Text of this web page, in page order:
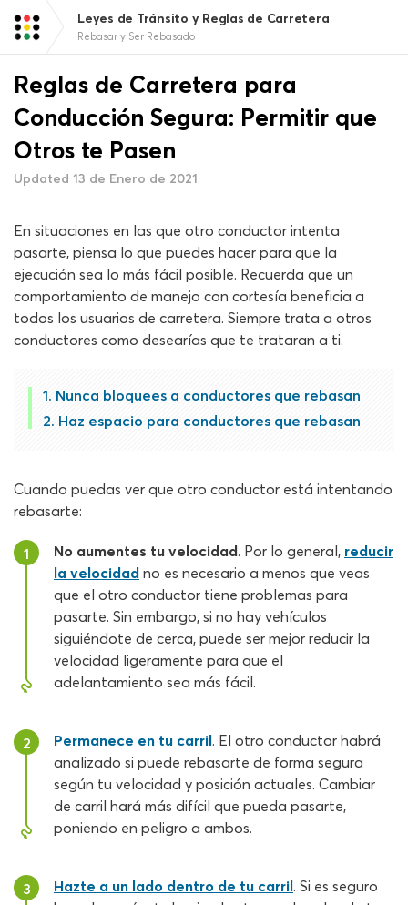
Leyes de Tránsito y Reglas de Carretera
Rebasar y Ser Rebasado
Reglas de Carretera para
Conducción Segura: Permitir que
Otros te Pasen
Updated 13 de Enero de 2021
En situaciones en las que otro conductor intenta
pasarte, piensa lo que puedes hacer para que la
ejecución sea lo más fácil posible. Recuerda que un
comportamiento de manejo con cortesía beneficia a
todos los usuarios de carretera. Siempre trata a otros
conductores como desearías que te trataran a ti.
Nunca bloquees a conductores que rebasan
Haz espacio para conductores que rebasan
Cuando puedas ver que otro conductor está intentando
rebasarte:
1 No aumentes tu velocidad. Por lo general, reducir
la velocidad no es necesario a menos que veas
que el otro conductor tiene problemas para
pasarte. Sin embargo, si no hay vehículos
siguiéndote de cerca, puede ser mejor reducir la
velocidad ligeramente para que el
adelantamiento sea más fácil.
2 Permanece en tu carril. El otro conductor habrá
analizado si puede rebasarte de forma segura
según tu velocidad y posición actuales. Cambiar
de carril hará más difícil que pueda pasarte,
poniendo en peligro a ambos.
3 Hazte a un lado dentro de tu carril. Si es seguro